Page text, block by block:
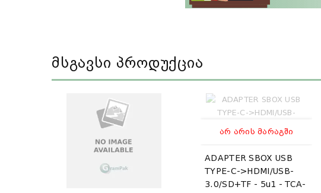
Მსგავსი Პროდუქცია
ᲐᲠ ᲐᲠᲘᲡ ᲛᲐᲠᲐᲒᲨᲘ
ADAPTER SBOX USB
TYPE-C->HDMI/USB-
3.0/SD+TF - 5u1 - TCA-